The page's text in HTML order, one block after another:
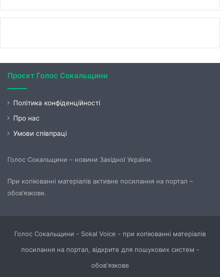
Проєкт Голос Сокальщини
Політика конфіденційності
Про нас
Умови співпраці
Голос Сокальщини – новини Західної України.
При копіюванні матеріалів активне посилання на портал –
обов’язкове.
Голос Сокальщини - Sokal Voice - при копіюванні матеріалів
посилання на портал, відкрите для пошукових систем -
обов'язкове